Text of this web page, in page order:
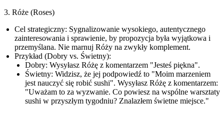
3. Róże (Roses)
Cel strategiczny: Sygnalizowanie wysokiego, autentycznego
zainteresowania i sprawienie, by propozycja była wyjątkowa i
przemyślana. Nie marnuj Róży na zwykły komplement.
Przykład (Dobry vs. Świetny):
Dobry: Wysyłasz Różę z komentarzem "Jesteś piękna".
Świetny: Widzisz, że jej podpowiedź to "Moim marzeniem
jest nauczyć się robić sushi". Wysyłasz Różę z komentarzem:
"Uważam to za wyzwanie. Co powiesz na wspólne warsztaty
sushi w przyszłym tygodniu? Znalazłem świetne miejsce."